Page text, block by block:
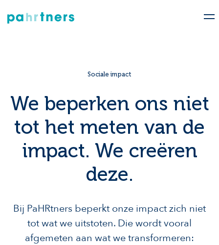
Sociale impact
We beperken ons niet
tot het meten van de
impact. We creëren
deze.
Bij PaHRtners beperkt onze impact zich niet
tot wat we uitstoten. Die wordt vooral
afgemeten aan wat we transformeren: